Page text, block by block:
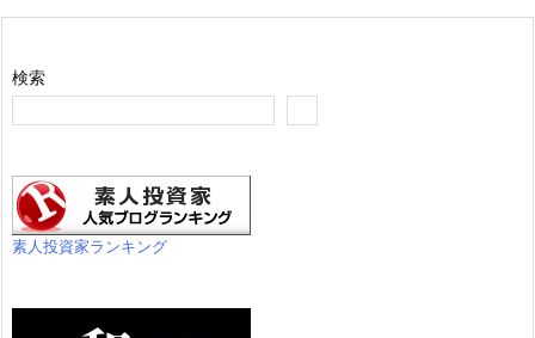
検索
素人投資家ランキング